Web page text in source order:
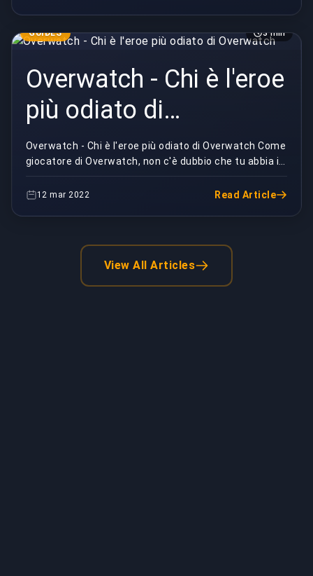
GUIDES 3 min
Overwatch - Chi è l'eroe
più odiato di
Overwatch
Overwatch - Chi è l'eroe più odiato di Overwatch Come
giocatore di Overwatch, non c'è dubbio che tu abbia i
tuoi personaggi preferiti e anche meno er...
12 mar 2022 Read Article
View All Articles